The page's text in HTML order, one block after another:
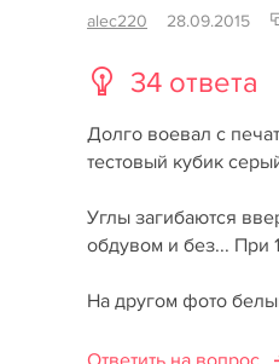
alec220 28.09.2015
34 ответа
Долго воевал с
тестовый кубик
Углы загибаются
обдувом и без... При
На другом фото